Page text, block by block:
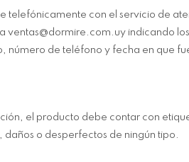
telefónicamente con el servicio de
ventas@dormire.com.uy indicando
número de teléfono y fecha en que
el producto debe contar con
o desperfectos de ningún tipo.